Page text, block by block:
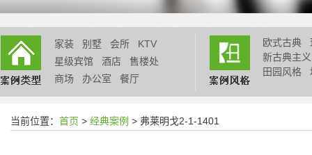
家装 别墅 会所
KTV
星级宾馆
酒店
售楼处
商场
办公室 餐厅
欧式古典
新古典主义
田园风格
当前位置： 首页 > 经典案例 > 弗莱明戈2-1-1401